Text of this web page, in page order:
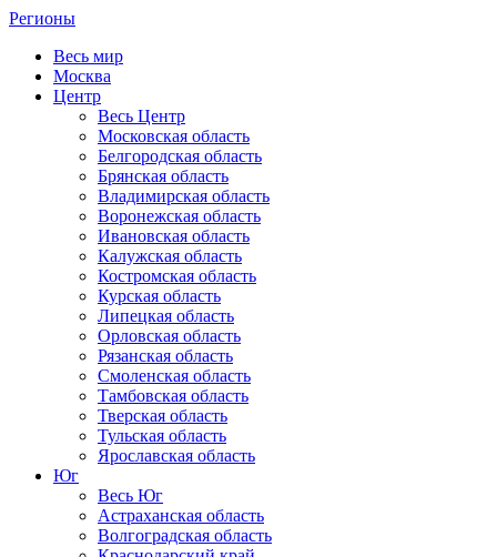
Регионы
Весь мир
Москва
Центр
Весь Центр
Московская область
Белгородская область
Брянская область
Владимирская область
Воронежская область
Ивановская область
Калужская область
Костромская область
Курская область
Липецкая область
Орловская область
Рязанская область
Смоленская область
Тамбовская область
Тверская область
Тульская область
Ярославская область
Юг
Весь Юг
Астраханская область
Волгоградская область